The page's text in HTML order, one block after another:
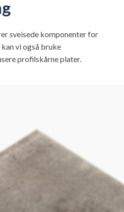
sveisede komponenter for
vi også bruke
profilskårne plater.